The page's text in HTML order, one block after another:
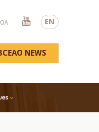
EN
Youtube
NEWS